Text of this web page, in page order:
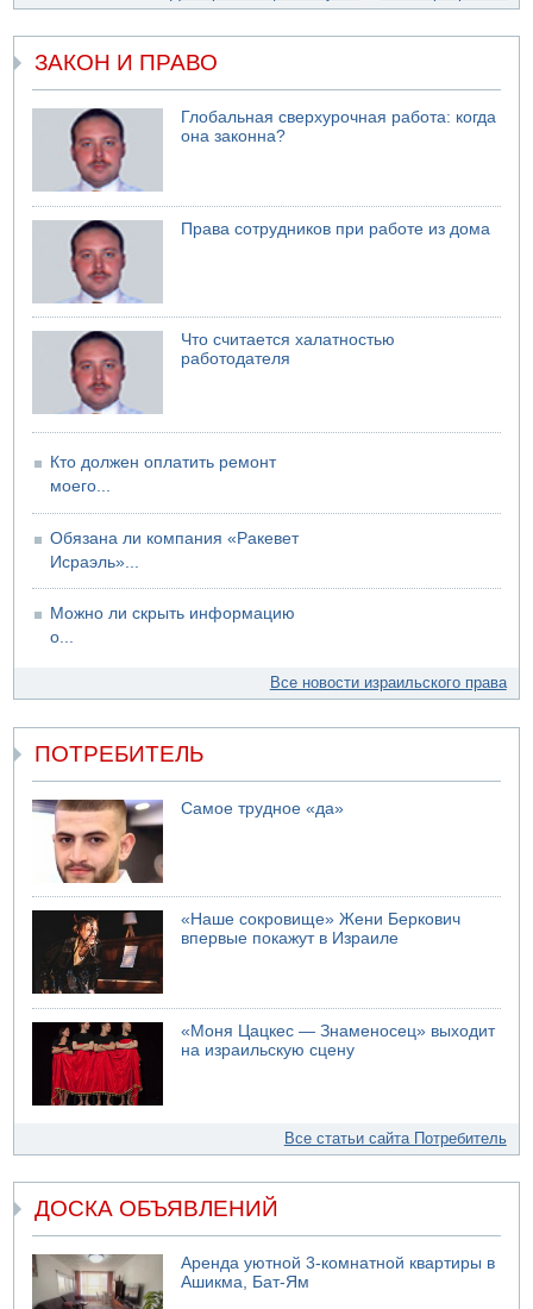
Саудовская Аравия опасается нападения хуситов и
07.08.2026 08:29
07.08.2026 08:29
Стрельба в школе Таиланда
07.08.2026 06:47
Недалеко от Бейт-Шемеша погиб велосипедист
07.08.2026 06:24
Саудовская Аравия сообщает о нападении хуситов
ЗАКОН И ПРАВО
Глобальная сверхурочная работа: когда
она законна?
Права сотрудников при работе из дома
Что считается халатностью
работодателя
Кто должен оплатить ремонт
моего...
Обязана ли компания «Ракевет
Исраэль»...
Можно ли скрыть информацию
о...
Все новости израильского права
ПОТРЕБИТЕЛЬ
Самое трудное «да»
«Наше сокровище» Жени Беркович
впервые покажут в Израиле
«Моня Цацкес — Знаменосец» выходит
на израильскую сцену
Все статьи сайта Потребитель
ДОСКА ОБЪЯВЛЕНИЙ
Аренда уютной 3-комнатной квартиры в
Ашикма, Бат-Ям